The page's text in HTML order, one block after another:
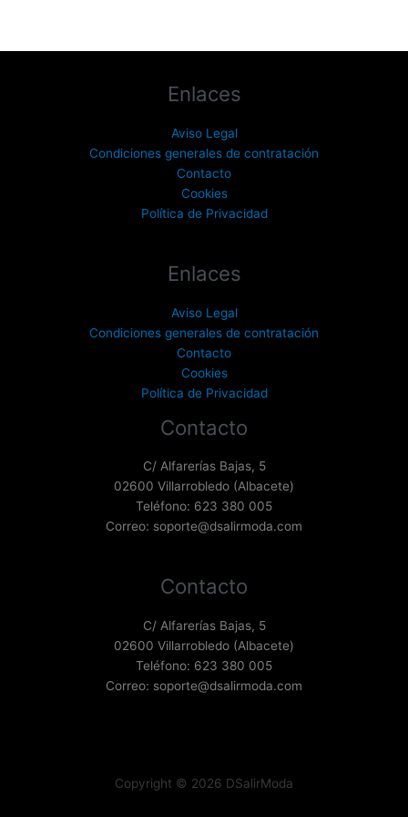
Enlaces
Aviso Legal
Condiciones generales de contratación
Contacto
Cookies
Política de Privacidad
Enlaces
Aviso Legal
Condiciones generales de contratación
Contacto
Cookies
Política de Privacidad
Contacto
C/ Alfarerías Bajas, 5
02600 Villarrobledo (Albacete)
Teléfono: 623 380 005
Correo: soporte@dsalirmoda.com
Contacto
C/ Alfarerías Bajas, 5
02600 Villarrobledo (Albacete)
Teléfono: 623 380 005
Correo: soporte@dsalirmoda.com
Copyright © 2026 DSalirModa